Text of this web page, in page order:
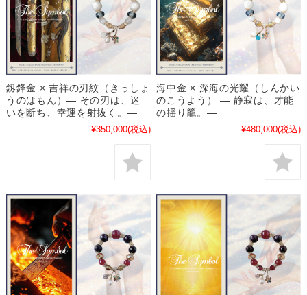
釼鋒金 × 吉祥の刃紋（きっしょ
うのはもん）― その刃は、迷
いを断ち、幸運を射抜く。―
¥350,000(税込)
海中金 × 深海の光耀（しんかい
のこうよう） ― 静寂は、才能
の揺り籠。―
¥480,000(税込)